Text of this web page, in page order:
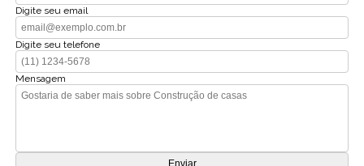
Digite seu email
Digite seu telefone
Mensagem